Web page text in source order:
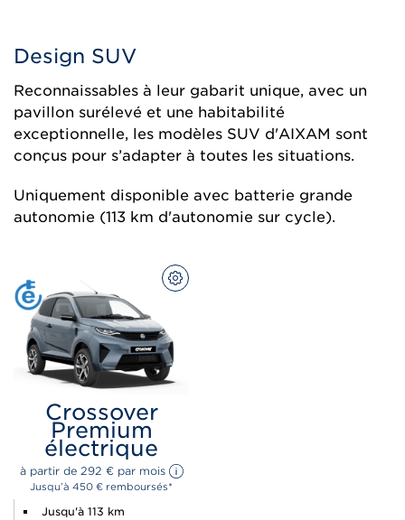
Design SUV
Reconnaissables à leur gabarit unique, avec un
pavillon surélevé et une habitabilité
exceptionnelle, les modèles SUV d'AIXAM sont
conçus pour s’adapter à toutes les situations.
Uniquement disponible avec batterie grande
autonomie (113 km d'autonomie sur cycle).
Crossover
Premium
électrique
à partir de 292 € par mois
Jusqu’à 450 € remboursés*
CONFIGUREZ
Jusqu'à 113 km